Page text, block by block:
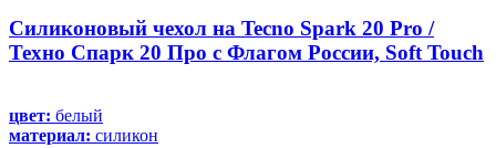
Силиконовый чехол на Tecno Spark 20 Pro /
Техно Спарк 20 Про с Флагом России, Soft Touch
цвет: белый
материал: силикон